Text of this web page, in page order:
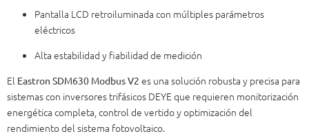
Pantalla LCD retroiluminada con múltiples parámetros
eléctricos
Alta estabilidad y fiabilidad de medición
El Eastron SDM630 Modbus V2 es una solución robusta y precisa para
sistemas con inversores trifásicos DEYE que requieren monitorización
energética completa, control de vertido y optimización del
rendimiento del sistema fotovoltaico.